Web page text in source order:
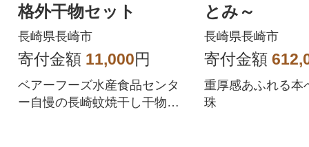
格外干物セット
長崎県長崎市
寄付金額 11,000円
ベアーフーズ水産食品センタ
ー自慢の長崎蚊焼干し干物セ
とみ～
長崎県長崎市
寄付金額
重厚感あふれる本
珠